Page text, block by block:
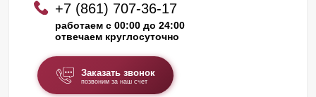
+7 (861) 707-36-17
работаем с 00:00 до 24:00
отвечаем круглосуточно
Заказать звонок
позвоним за наш счет